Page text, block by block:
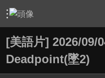
› 綜合討論區 › 電影討論評
[美語片] 2026/09/
Deadpoint(墜2)